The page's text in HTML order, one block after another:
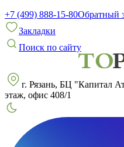
+7 (499) 888-15-80Обратный
Закладки
Поиск по сайту
г. Рязань, БЦ "Капитал
этаж, офис 408/1